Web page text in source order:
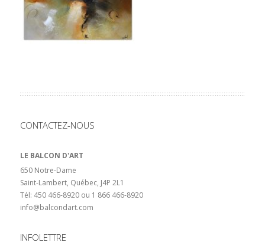
CONTACTEZ-NOUS
LE BALCON D'ART
650 Notre-Dame
Saint-Lambert, Québec, J4P 2L1
Tél: 450 466-8920 ou 1 866 466-8920
info@balcondart.com
INFOLETTRE